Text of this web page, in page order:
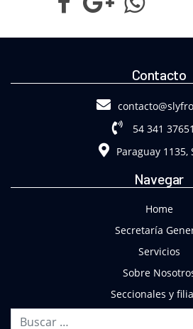
Contacto
54 341
Paraguay 1135,
Navegar
Home
Secretaría
Servicios
Sobre
Seccionales y